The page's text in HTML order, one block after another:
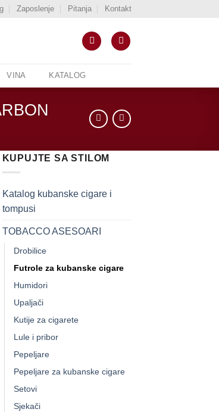
Zaposlenje Pitanja Kontakt
VINA KATALOG
KUPUJTE SA STILOM
Katalog kubanske cigare i
tompusi
TOBACCO ASESOARI
Drobilice
Futrole za kubanske cigare
Humidori
Upaljači
Kutije za cigarete
Lule i pribor
Pepeljare
Pepeljare za kubanske cigare
Setovi
Sjekači